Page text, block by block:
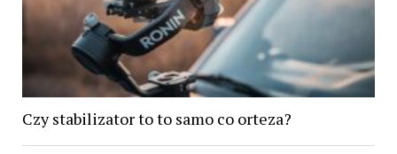
Czy stabilizator to to samo co orteza?